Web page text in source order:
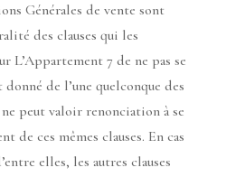
Générales de vente sont
des clauses qui les
L’Appartement 7 de ne pas se
de l’une quelconque des
peut valoir renonciation à se
de ces mêmes clauses. En cas
elles, les autres clauses